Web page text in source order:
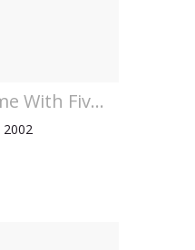
Threefold Game With Five Unknowns. Blue
2002